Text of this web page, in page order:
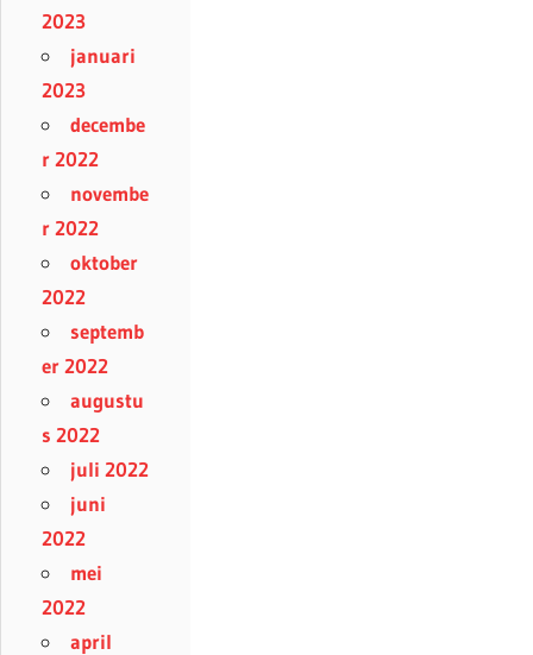
2023
januari
2023
decembe
r 2022
novembe
r 2022
oktober
2022
septemb
er 2022
augustu
s 2022
juli 2022
juni
2022
mei
2022
april